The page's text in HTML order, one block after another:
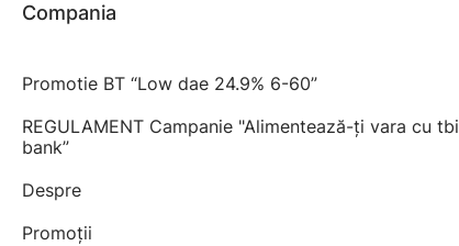
Compania
Promotie BT “Low dae 24.9% 6-60”
REGULAMENT Campanie "Alimentează-ți vara cu tbi
bank”
Despre
Promoții